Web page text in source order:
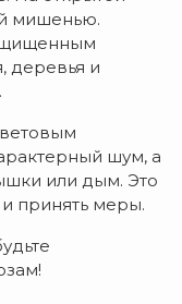
мишенью.
деревья и
шум, а
или дым. Это
принять меры.